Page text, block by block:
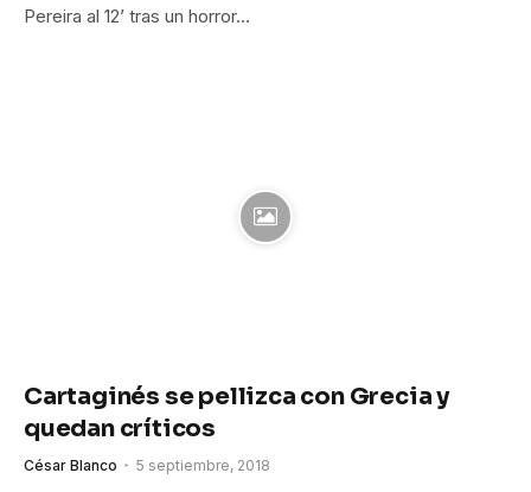
Pereira al 12’ tras un horror…
Cartaginés se pellizca con Grecia y
quedan críticos
César Blanco 5 septiembre, 2018